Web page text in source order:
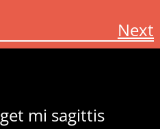
Next
mi sagittis